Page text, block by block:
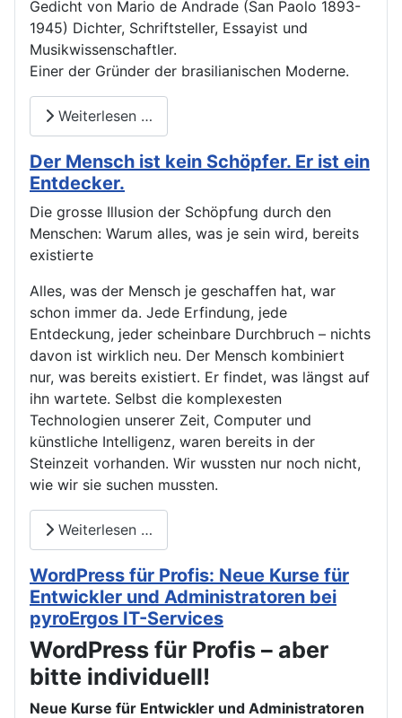
Gedicht von Mario de Andrade (San Paolo 1893-
1945) Dichter, Schriftsteller, Essayist und
Musikwissenschaftler.
Einer der Gründer der brasilianischen Moderne.
Weiterlesen …
Der Mensch ist kein Schöpfer. Er ist ein
Entdecker.
Die grosse Illusion der Schöpfung durch den
Menschen: Warum alles, was je sein wird, bereits
existierte
Alles, was der Mensch je geschaffen hat, war
schon immer da. Jede Erfindung, jede
Entdeckung, jeder scheinbare Durchbruch – nichts
davon ist wirklich neu. Der Mensch kombiniert
nur, was bereits existiert. Er findet, was längst auf
ihn wartete. Selbst die komplexesten
Technologien unserer Zeit, Computer und
künstliche Intelligenz, waren bereits in der
Steinzeit vorhanden. Wir wussten nur noch nicht,
wie wir sie suchen mussten.
Weiterlesen …
WordPress für Profis: Neue Kurse für
Entwickler und Administratoren bei
pyroErgos IT-Services
WordPress für Profis – aber
bitte individuell!
Neue Kurse für Entwickler und Administratoren